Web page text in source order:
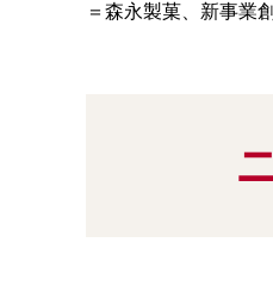
＝森永製菓、新事業